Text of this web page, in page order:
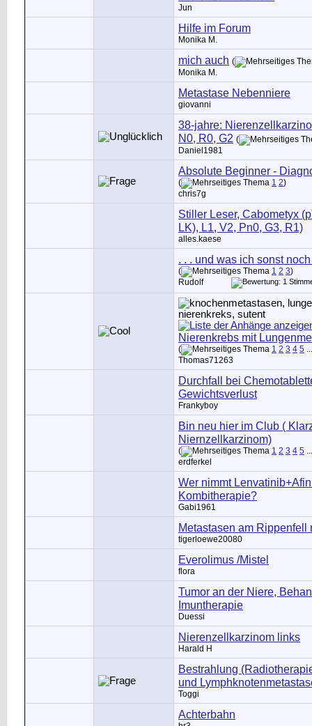
Jun
Hilfe im Forum
Monika M.
mich auch (
Monika M.
Metastase Nebenniere
giovanni
38-jahre:
N0, R0, G2 (
Daniel1981
Absolute Beginner -
( 1 2)
chris7g
Stiller Leser, Cabometyx
LK), L1, V2, Pn0, G3, R1)
alles.kaese
. . . und was ich sonst
( 1 2 3)
Rudolf
Nierenkrebs mit
( 1 2 3 4 5
Thomas71263
Durchfall bei
Gewichtsverlust
Frankyboy
Bin neu hier im Club (
Niernzellkarzinom)
( 1 2 3 4 5
erdferkel
Wer nimmt
Kombitherapie?
Gabi1961
Metastasen am Rippenfell
tigerloewe20080
Everolimus /Mistel
flora
Tumor an der Niere,
Imuntherapie
Duessi
Nierenzellkarzinom links
Harald H
Bestrahlung
und
Toggi
Achterbahn